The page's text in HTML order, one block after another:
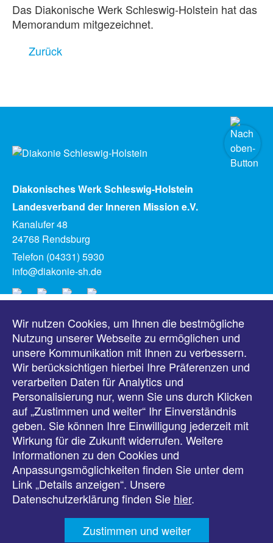
Das Diakonische Werk Schleswig-Holstein hat das
Memorandum mitgezeichnet.
Zurück
Diakonisches Werk Schleswig-Holstein
Landesverband der Inneren Mission e.V.
Kanalufer 48
24768 Rendsburg
Telefon (04331) 5930
info@diakonie-sh.de
Meldungen
Veranstaltungen
Downloads
Presse
Karriere
Kontakt
Wir nutzen Cookies, um Ihnen die bestmögliche
Nutzung unserer Webseite zu ermöglichen und
unsere Kommunikation mit Ihnen zu verbessern.
Wir berücksichtigen hierbei Ihre Präferenzen und
verarbeiten Daten für Analytics und
Personalisierung nur, wenn Sie uns durch Klicken
auf „Zustimmen und weiter“ Ihr Einverständnis
geben. Sie können Ihre Einwilligung jederzeit mit
Wirkung für die Zukunft widerrufen. Weitere
Informationen zu den Cookies und
Anpassungsmöglichkeiten finden Sie unter dem
Link „Details anzeigen“. Unsere
Datenschutzerklärung finden Sie hier.
Zustimmen und weiter